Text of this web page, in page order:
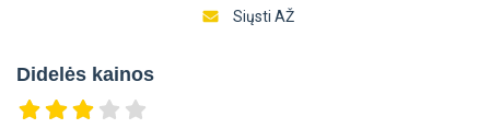
Siųsti AŽ
Didelės kainos